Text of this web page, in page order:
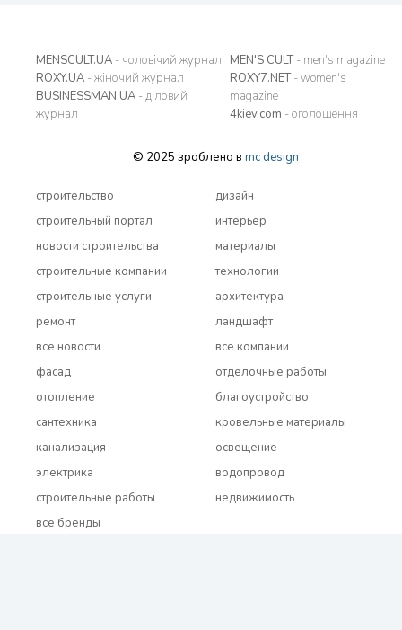
MENSCULT.UA - чоловічий журнал
ROXY.UA - жіночий журнал
BUSINESSMAN.UA - діловий
журнал
MEN'S CULT- men's magazine
ROXY7.NET- women's
magazine
4kiev.com - оголошення
© 2025 зроблено в mc design
строительство
строительный портал
новости строительства
строительные компании
строительные услуги
ремонт
все новости
дизайн
интерьер
материалы
технологии
архитектура
ландшафт
все компании
фасад
отопление
сантехника
канализация
электрика
строительные работы
все бренды
отделочные работы
благоустройство
кровельные материалы
освещение
водопровод
недвижимость